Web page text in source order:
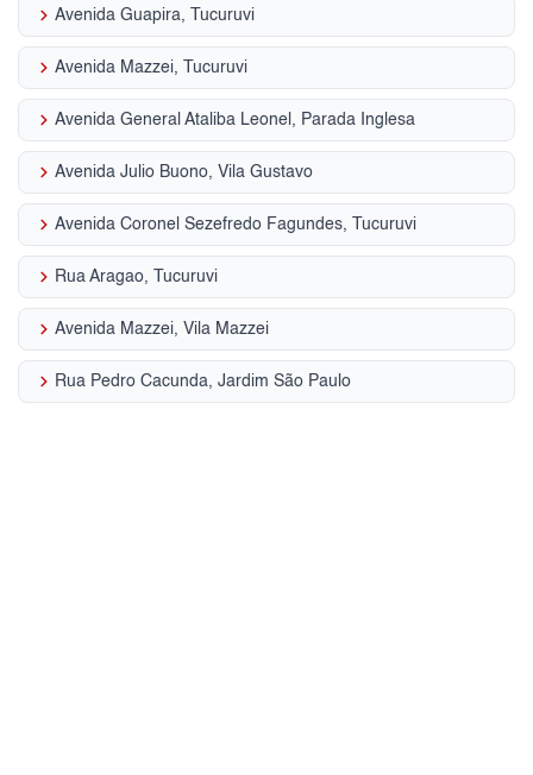
keyboard_arrow_right Avenida Guapira, Tucuruvi
keyboard_arrow_right Avenida Mazzei, Tucuruvi
keyboard_arrow_right Avenida General Ataliba Leonel, Parada Inglesa
keyboard_arrow_right Avenida Julio Buono, Vila Gustavo
keyboard_arrow_right Avenida Coronel Sezefredo Fagundes, Tucuruvi
keyboard_arrow_right Rua Aragao, Tucuruvi
keyboard_arrow_right Avenida Mazzei, Vila Mazzei
keyboard_arrow_right Rua Pedro Cacunda, Jardim São Paulo